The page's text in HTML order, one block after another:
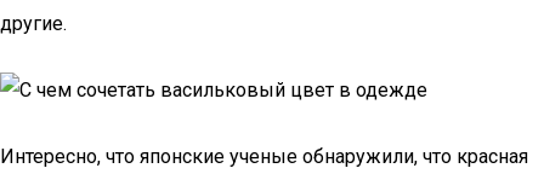
другие.
Интересно, что японские ученые обнаружили, что красная